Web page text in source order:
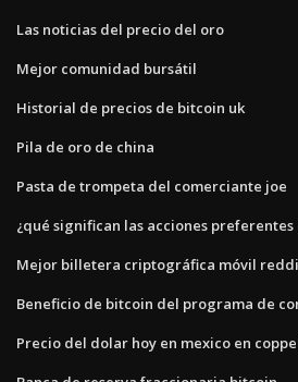
Las noticias del precio del oro
Mejor comunidad bursátil
Historial de precios de bitcoin uk
Pila de oro de china
Pasta de trompeta del comerciante joe
¿qué significan las acciones preferentes
Mejor billetera criptográfica móvil
Beneficio de bitcoin del programa de
Precio del dolar hoy en mexico en